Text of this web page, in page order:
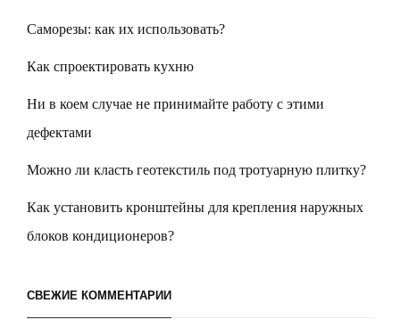
Саморезы: как их использовать?
Как спроектировать кухню
Ни в коем случае не принимайте работу с этими
дефектами
Можно ли класть геотекстиль под тротуарную плитку?
Как установить кронштейны для крепления наружных
блоков кондиционеров?
СВЕЖИЕ КОММЕНТАРИИ